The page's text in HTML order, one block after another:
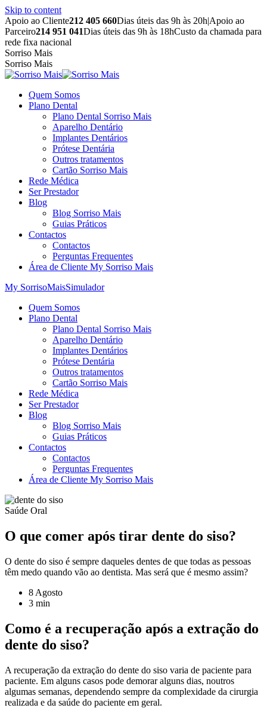
Skip to content
Apoio ao Cliente212 405 660Dias úteis das 9h às 20h|Apoio ao
Parceiro214 951 041Dias úteis das 9h às 18hCusto da chamada para
rede fixa nacional
Sorriso Mais
Sorriso Mais
Quem Somos
Plano Dental
Plano Dental Sorriso Mais
Aparelho Dentário
Implantes Dentários
Prótese Dentária
Outros tratamentos
Cartão Sorriso Mais
Rede Médica
Ser Prestador
Blog
Blog Sorriso Mais
Guias Práticos
Contactos
Contactos
Perguntas Frequentes
Área de Cliente My Sorriso Mais
My SorrisoMaisSimulador
Quem Somos
Plano Dental
Plano Dental Sorriso Mais
Aparelho Dentário
Implantes Dentários
Prótese Dentária
Outros tratamentos
Cartão Sorriso Mais
Rede Médica
Ser Prestador
Blog
Blog Sorriso Mais
Guias Práticos
Contactos
Contactos
Perguntas Frequentes
Área de Cliente My Sorriso Mais
Saúde Oral
O que comer após tirar dente do siso?
O dente do siso é sempre daqueles dentes de que todas as pessoas
têm medo quando vão ao dentista. Mas será que é mesmo assim?
8 Agosto
3 min
Como é a recuperação após a extração do
dente do siso?
A recuperação da extração do dente do siso varia de paciente para
paciente. Em alguns casos pode demorar alguns dias, noutros
algumas semanas, dependendo sempre da complexidade da cirurgia
realizada e da saúde do paciente em geral.